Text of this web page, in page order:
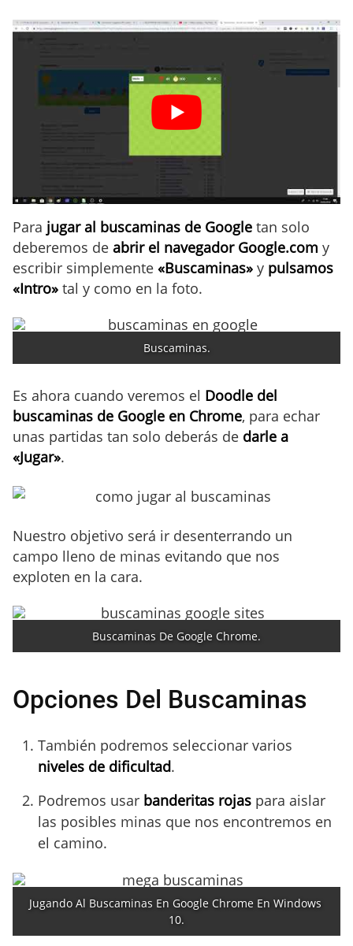
Para jugar al buscaminas de Google tan solo
deberemos de abrir el navegador Google.com y
escribir simplemente «Buscaminas» y pulsamos
«Intro» tal y como en la foto.
Buscaminas.
Es ahora cuando veremos el Doodle del
buscaminas de Google en Chrome, para echar
unas partidas tan solo deberás de darle a
«Jugar».
Nuestro objetivo será ir desenterrando un
campo lleno de minas evitando que nos
exploten en la cara.
Buscaminas De Google Chrome.
Opciones Del Buscaminas
También podremos seleccionar varios
niveles de dificultad.
Podremos usar banderitas rojas para aislar
las posibles minas que nos encontremos en
el camino.
Jugando Al Buscaminas En Google Chrome En Windows
10.